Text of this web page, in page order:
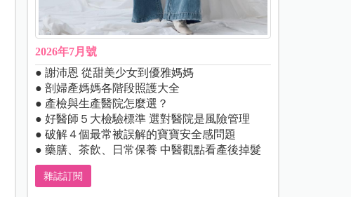
2026年7月號
● 謝沛恩 從甜美少女到優雅媽媽
● 剖婦產媽媽各階段照護大全
● 產檢與生產醫院怎麼選？
● 好醫師５大檢驗標準 選對醫院是風險管理
● 破解４個最常被誤解的寶寶安全感問題
● 藥膳、茶飲、日常保養 中醫觀點看產後掉髮
雜誌訂閱